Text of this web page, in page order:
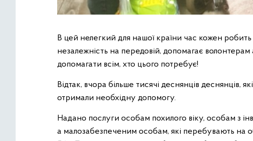
В цей нелегкий для нашої країни час кожен
незалежність на передовій, допомагає
допомагати всім, хто цього потребує!
Відтак, вчора більше тисячі деснянців деснянців,
отримали необхідну допомогу.
Надано послуги особам похилого віку, особам з
а малозабезпеченим особам, які перебувають на